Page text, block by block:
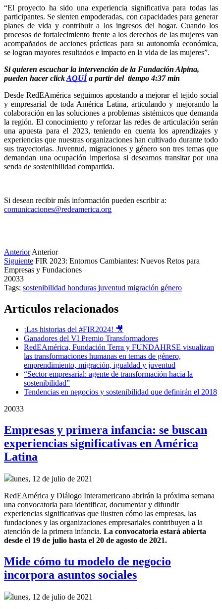
“El proyecto ha sido una experiencia significativa para todas las
participantes. Se sienten empoderadas, con capacidades para generar
planes de vida y contribuir a los ingresos del hogar. Cuando los
procesos de fortalecimiento frente a los derechos de las mujeres van
acompañados de acciones prácticas para su autonomía económica,
se logran mayores resultados e impacto en la vida de las mujeres”.
Si quieren escuchar la intervención de la Fundación Alpina,
pueden hacer click AQUÍ a partir del  tiempo 4:37 min
Desde RedEAmérica seguimos apostando a mejorar el tejido social
y empresarial de toda América Latina, articulando y mejorando la
colaboración en las soluciones a problemas sistémicos que demanda
la región. El conocimiento y reforzar las redes de articulación serán
una apuesta para el 2023, teniendo en cuenta los aprendizajes y
experiencias que nuestras organizaciones han cultivado durante todo
sus trayectorias. Juventud, migraciones y género son tres temas que
demandan una ocupación imperiosa si deseamos transitar por una
senda de sostenibilidad compartida.
comunicaciones@redeamerica.org
Anterior Anterior
Siguiente FIR 2023: Entornos Cambiantes: Nuevos Retos para
Empresas y Fundaciones
20033
Tags: sostenibilidad honduras juventud migración género
Artículos relacionados
¡Las historias del #FIR2024! 🎥
Ganadores del VI Premio Transformadores
RedEAmérica, Fundación Terra y FUNDAHRSE visualizan
las transformaciones humanas en temas de género,
emprendimiento, migración, igualdad y juventud
“Sector empresarial: agente de transformación hacia la
sostenibilidad”
Tendencias en negocios y sostenibilidad que definirán el 2018
20033
Empresas y primera infancia: se buscan
experiencias significativas en América
Latina
lunes, 12 de julio de 2021
RedEAmérica y Diálogo Interamericano abrirán la próxima semana
una convocatoria para identificar, documentar y difundir
experiencias significativas que ilustren cómo las empresas, las
fundaciones y las organizaciones empresariales contribuyen a la
atención de la primera infancia. La convocatoria estará abierta
desde el 19 de julio hasta el 20 de agosto de 2021.
Mide cómo tu modelo de negocio
incorpora asuntos sociales
lunes, 12 de julio de 2021